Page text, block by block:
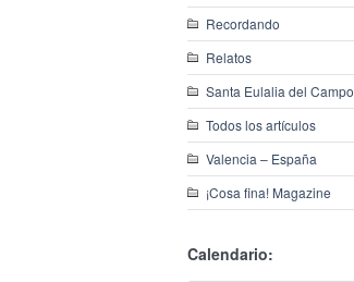
Recordando
Relatos
Santa Eulalia del Campo
Todos los artículos
Valencia – España
¡Cosa fina! Magazine
Calendario: